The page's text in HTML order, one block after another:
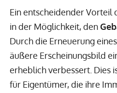
Ein entscheidender Vorteil
in der Möglichkeit, den
Durch die Erneuerung
äußere Erscheinungsbild
erheblich verbessert. Dies
für Eigentümer, die ihre